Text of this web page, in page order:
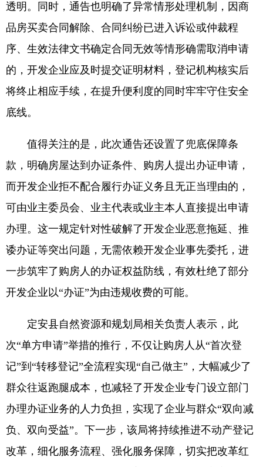
透明。同时，通告也明确了异常情形处理机制，因商
品房买卖合同解除、合同纠纷已进入诉讼或仲裁程
序、生效法律文书确定合同无效等情形确需取消申请
的，开发企业应及时提交证明材料，登记机构核实后
将终止相应手续，在提升便利度的同时牢牢守住安全
底线。
值得关注的是，此次通告还设置了兜底保障条
款，明确房屋达到办证条件、购房人提出办证申请，
而开发企业拒不配合履行办证义务且无正当理由的，
可由业主委员会、业主代表或业主本人直接提出申请
办理。这一规定针对性破解了开发企业恶意拖延、推
诿办证等突出问题，无需依赖开发企业事先委托，进
一步筑牢了购房人的办证权益防线，有效杜绝了部分
开发企业以“办证”为由违规收费的可能。
定安县自然资源和规划局相关负责人表示，此
次“单方申请”举措的推行，不仅让购房人从“首次登
记”到“转移登记”全流程实现“自己做主”，大幅减少了
群众往返跑腿成本，也减轻了开发企业专门设立部门
办理办证业务的人力负担，实现了企业与群众“双向减
负、双向受益”。下一步，该局将持续推进不动产登记
改革，细化服务流程、强化服务保障，切实把改革红